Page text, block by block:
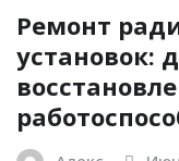
Ремонт
установок: